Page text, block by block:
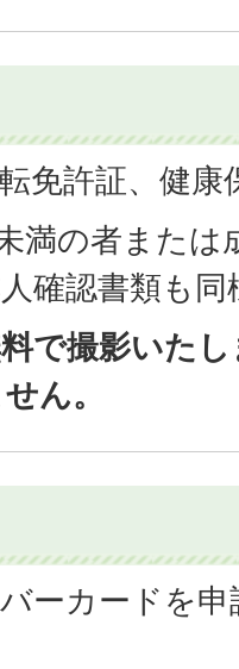
免許証、 健康
満の者または
確認書類も
で撮影いた
ん。
ーカードを